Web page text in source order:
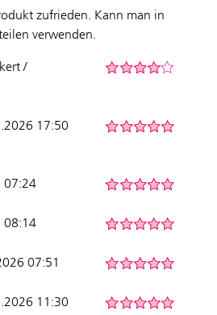
zufrieden. Kann man in
verwenden.
/
17:50
07:24
08:14
07:51
11:30